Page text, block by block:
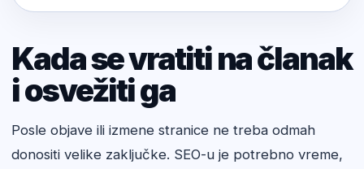
Kada se vratiti na članak
i osvežiti ga
Posle objave ili izmene stranice ne treba odmah
donositi velike zaključke. SEO-u je potrebno vreme,